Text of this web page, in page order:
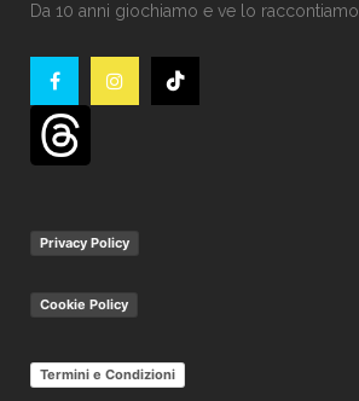
Da 10 anni giochiamo e ve lo raccontiamo.
Privacy Policy
Cookie Policy
Termini e Condizioni